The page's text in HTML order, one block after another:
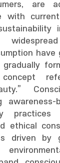
are
with current
have
concept
awareness-
practices
ethical
driven by